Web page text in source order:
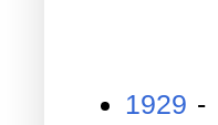
1929 -